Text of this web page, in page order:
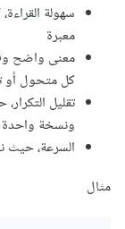
سهولة
معبرة
معنى واضح
كل متحول أو
تقليل
ونسخة واحدة
السرعة، حيث
مثال